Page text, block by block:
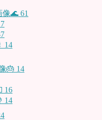
像🌊 61
14
🎂 14
16
14